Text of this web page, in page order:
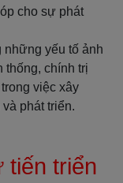
cho sự phát
những yếu tố ảnh
thống, chính trị
việc xây
phát triển.
tiến triển